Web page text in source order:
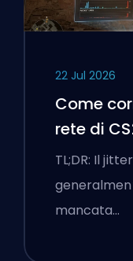
22 Jul 2026
Come
rete di
TL;DR: Il
mancata…